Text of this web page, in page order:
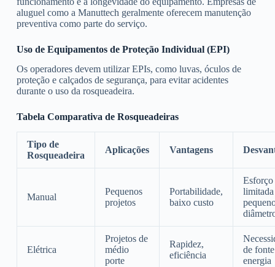
aluguel como a Manuttech geralmente oferecem manutenção
preventiva como parte do serviço.
Uso de Equipamentos de Proteção Individual (EPI)
Os operadores devem utilizar EPIs, como luvas, óculos de
proteção e calçados de segurança, para evitar acidentes
durante o uso da rosqueadeira.
Tabela Comparativa de Rosqueadeiras
Tipo de
Rosqueadeira
Aplicações Vantagens
Manual
Pequenos
projetos
Portabilidade,
baixo custo
limitada
Elétrica
Projetos de
médio
porte
Rapidez,
eficiência
de
energia